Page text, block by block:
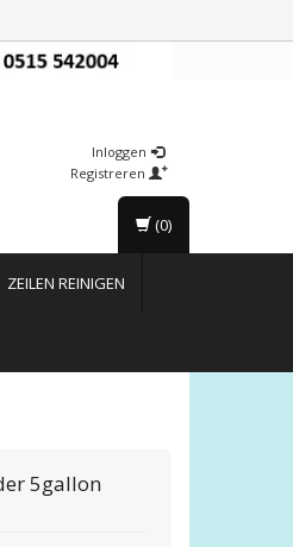
Inloggen
Registreren
ZEILEN REINIGEN
(0)
5gallon